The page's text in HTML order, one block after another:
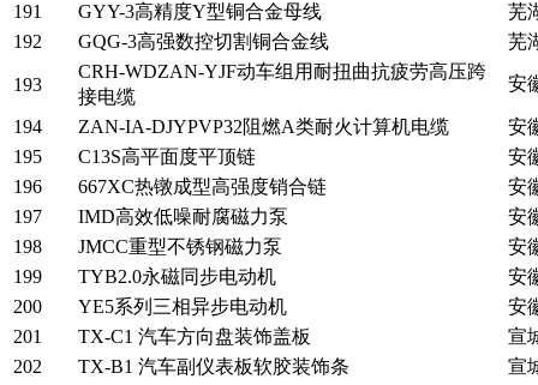
191
GYY-3高精度Y型铜合金母线
芜
192
GQG-3高强数控切割铜合金线 芜
193
CRH-WDZAN-YJF动车组用耐扭曲抗疲劳高压跨
接电缆
安
194 ZAN-IA-DJYPVP32阻燃A类耐火计算机电缆
安
195
C13S高平面度平顶链
安
196
667XC热镦成型高强度销合链
安
197
IMD高效低噪耐腐磁力泵
安
198
JMCC重型不锈钢磁力泵
安
199
TYB2.0永磁同步电动机
安
200
YE5系列三相异步电动机
安
201
TX-C1 汽车方向盘装饰盖板
宣
202
TX-B1 汽车副仪表板软胶装饰条
宣